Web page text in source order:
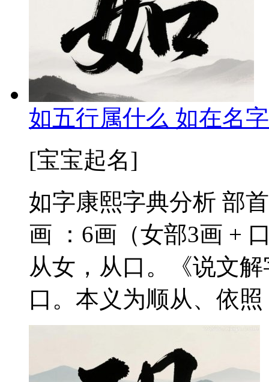
如五行属什么 如在名
[宝宝起名]
如字康熙字典分析 部
画 ：6画（女部3画 +
从女，从口。《说文
口。本义为顺从、依